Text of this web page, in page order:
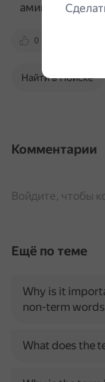
аминокислот в
0
Найти в Поиске
Комментарии
Войдите, чтобы
Ещё по теме
Why is it
non-term
What does the